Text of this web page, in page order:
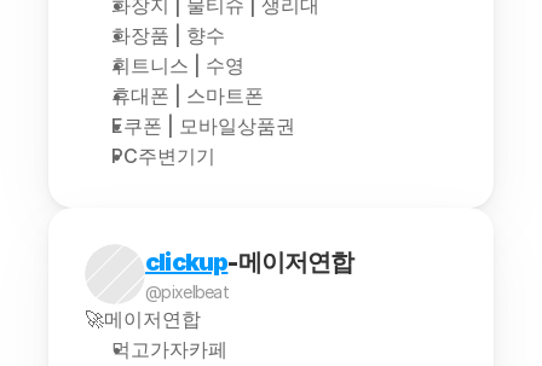
화장지 | 물티슈 | 생리대
화장품 | 향수
휘트니스 | 수영
휴대폰 | 스마트폰
E쿠폰 | 모바일상품권
PC주변기기
clickup-메이저연합
@pixelbeat
🚀메이저연합
먹고가자카페